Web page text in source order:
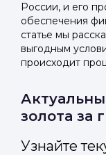
России, и его
обеспечения
статье мы
выгодным
происходит
золота за
Узнайте